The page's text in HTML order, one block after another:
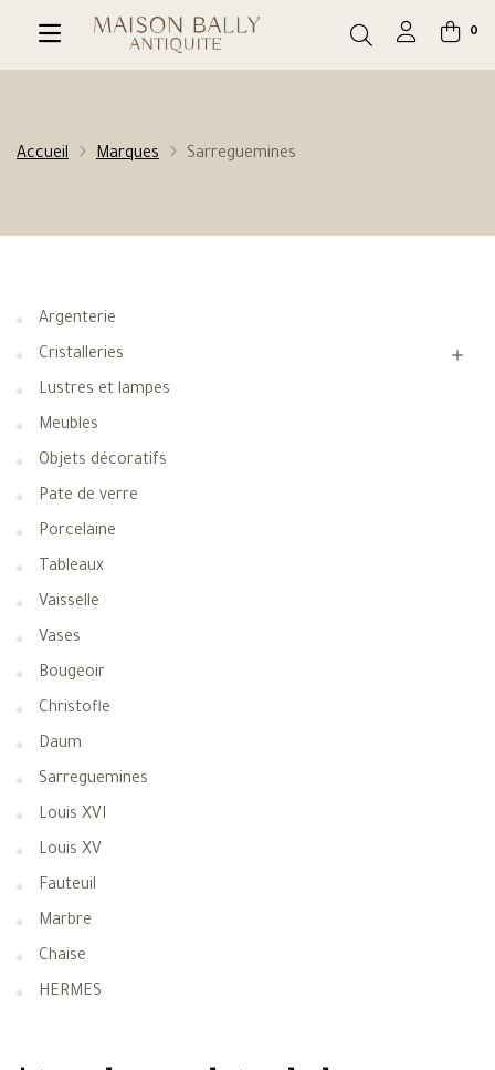
0
Accueil Marques Sarreguemines
Argenterie
Cristalleries

Lustres et lampes
Meubles
Objets décoratifs
Pate de verre
Porcelaine
Tableaux
Vaisselle
Vases
Bougeoir
Christofle
Daum
Sarreguemines
Louis XVI
Louis XV
Fauteuil
Marbre
Chaise
HERMES